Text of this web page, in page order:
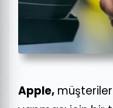
Apple,